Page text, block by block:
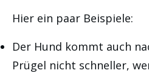
Hier ein paar Beispiele:
Der Hund kommt auch
Prügel nicht schneller,